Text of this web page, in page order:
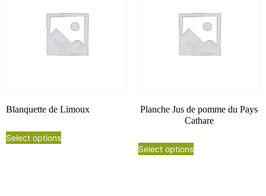
Blanquette de Limoux
Select options
Planche Jus de pomme du Pays
Cathare
Select options